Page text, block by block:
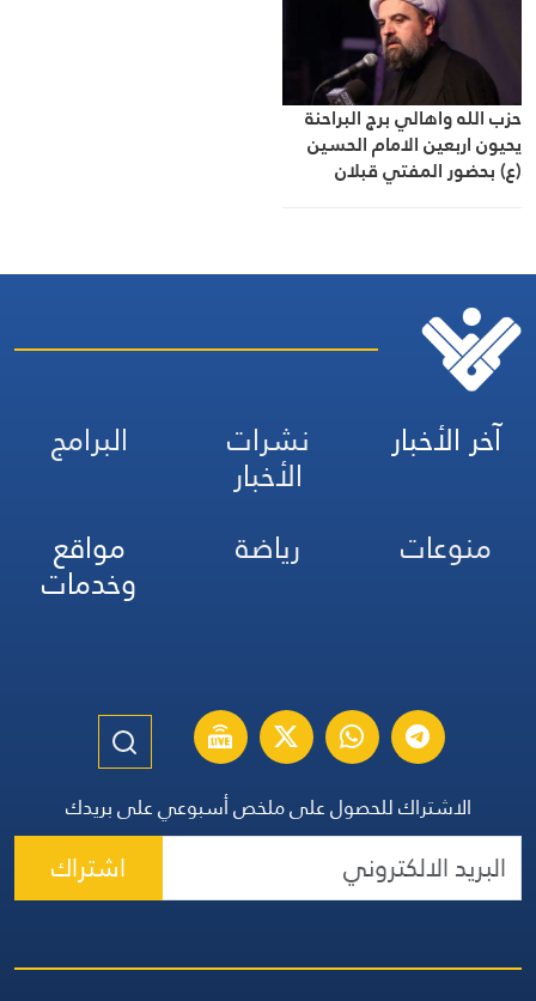
حزب الله واهالي برج البراحنة
يحيون اربعين الامام الحسين
(ع) بحضور المفتي قبلان
آخر الأخبار نشرات
الأخبار
البرامج
منوعات
رياضة مواقع
وخدمات
الاشتراك للحصول على ملخص أسبوعي على بريدك
اشتراك